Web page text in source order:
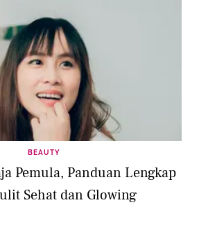
BEAUTY
Pemula, Panduan Lengkap
Sehat dan Glowing